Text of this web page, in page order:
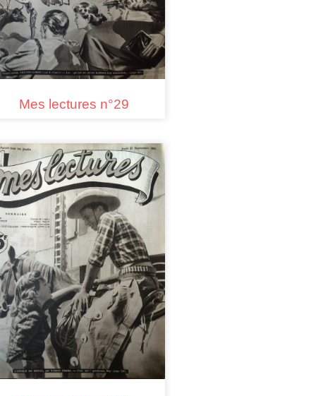
Mes lectures n°29